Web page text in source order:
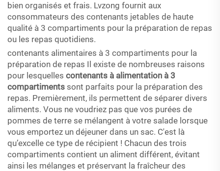
bien organisés et frais. Lvzong fournit aux
consommateurs des contenants jetables de haute
qualité à 3 compartiments pour la préparation de repas
ou les repas quotidiens.
contenants alimentaires à 3 compartiments pour la
préparation de repas Il existe de nombreuses raisons
pour lesquelles contenants à alimentation à 3
compartiments sont parfaits pour la préparation des
repas. Premièrement, ils permettent de séparer divers
aliments. Vous ne voudriez pas que vos purées de
pommes de terre se mélangent à votre salade lorsque
vous emportez un déjeuner dans un sac. C'est là
qu’excelle ce type de récipient ! Chacun des trois
compartiments contient un aliment différent, évitant
ainsi les mélanges et préservant la fraîcheur des